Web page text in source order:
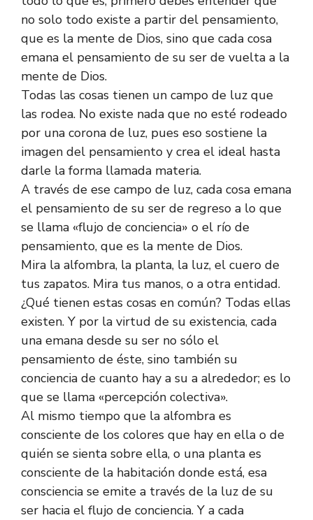
no solo todo existe a partir del pensamiento,
que es la mente de Dios, sino que cada cosa
emana el pensamiento de su ser de vuelta a la
mente de Dios.
Todas las cosas tienen un campo de luz que
las rodea. No existe nada que no esté rodeado
por una corona de luz, pues eso sostiene la
imagen del pensamiento y crea el ideal hasta
darle la forma llamada materia.
A través de ese campo de luz, cada cosa emana
el pensamiento de su ser de regreso a lo que
se llama «flujo de conciencia» o el río de
pensamiento, que es la mente de Dios.
Mira la alfombra, la planta, la luz, el cuero de
tus zapatos. Mira tus manos, o a otra entidad.
¿Qué tienen estas cosas en común? Todas ellas
existen. Y por la virtud de su existencia, cada
una emana desde su ser no sólo el
pensamiento de éste, sino también su
conciencia de cuanto hay a su a alrededor; es lo
que se llama «percepción colectiva».
Al mismo tiempo que la alfombra es
consciente de los colores que hay en ella o de
quién se sienta sobre ella, o una planta es
consciente de la habitación donde está, esa
consciencia se emite a través de la luz de su
ser hacia el flujo de conciencia. Y a cada